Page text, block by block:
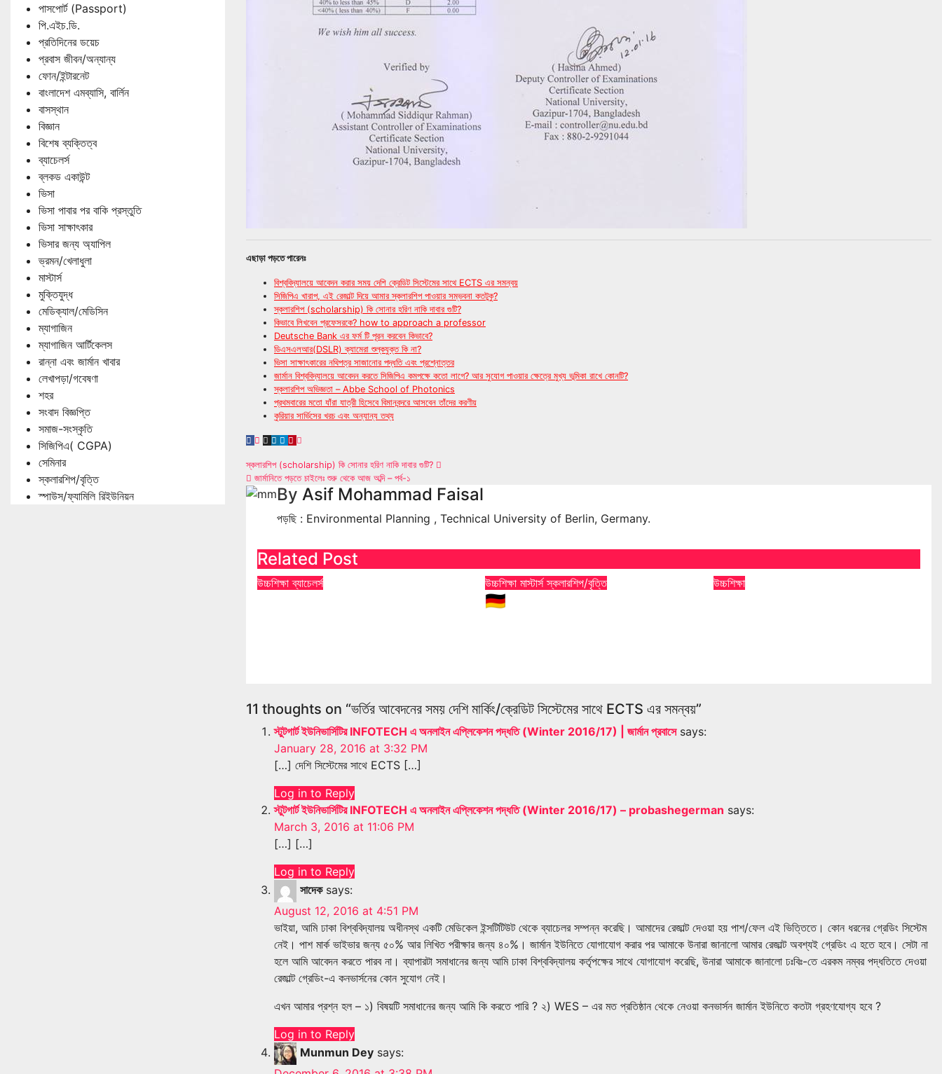
পাসপোর্ট (Passport)
পি.এইচ.ডি.
প্রতিদিনের ডয়েচ
প্রবাস জীবন/অন্যান্য
ফোন/ইন্টারনেট
বাংলাদেশ এমব্যাসি, বার্লিন
বাসস্থান
বিজ্ঞান
বিশেষ ব্যক্তিত্ব
ব্যাচেলর্স
ব্লকড একাউন্ট
ভিসা
ভিসা পাবার পর বাকি প্রস্তুতি
ভিসা সাক্ষাৎকার
ভিসার জন্য অ্যাপিল
ভ্রমন/খেলাধুলা
মাস্টার্স
মুক্তিযুদ্ধ
মেডিক্যাল/মেডিসিন
ম্যাগাজিন
ম্যাগাজিন আর্টিকেলস
রান্না এবং জার্মান খাবার
লেখাপড়া/গবেষণা
শহর
সংবাদ বিজ্ঞপ্তি
সমাজ-সংস্কৃতি
সিজিপিএ( CGPA)
সেমিনার
স্কলারশিপ/বৃত্তি
স্পাউস/ফ্যামিলি রিইউনিয়ন
এছাড়া পড়তে পারেনঃ
বিশ্ববিদ্যালয়ে আবেদন করার সময় দেশি ক্রেডিট সিস্টেমের সাথে ECTS এর সমন্বয়
সিজিপিএ খারাপ, এই রেজাল্ট দিয়ে আমার স্কলারশিপ পাওয়ার সম্ভবনা কতটুকু?
স্কলারশিপ (scholarship) কি সোনার হরিণ নাকি দাবার গুটি?
কিভাবে লিখবেন প্রফেসরকে? how to approach a professor
Deutsche Bank এর ফর্ম টি পূরন করবেন কিভাবে?
ডিএসএলআর(DSLR) ক্যামেরা শুল্কযুক্ত কি না?
ভিসা সাক্ষাৎকারের নথিপত্র সাজানোর পদ্ধতি এবং প্রশ্নোত্তর
জার্মান বিশ্ববিদ্যালয়ে আবেদন করতে সিজিপিএ কমপক্ষে কতো লাগে? আর সুযোগ পাওয়ার ক্ষেত্রে মুখ্য ভূমিকা রাখে কোনটি?
স্কলারশিপ অভিজ্ঞতা – Abbe School of Photonics
প্রথমবারের মতো যাঁরা যাত্রী হিসেবে বিমানবন্দরে আসবেন তাঁদের করণীয়
কুরিয়ার সার্ভিসের খরচ এবং অন্যান্য তথ্য
Post
navigation
স্কলারশিপ (scholarship) কি সোনার হরিণ নাকি দাবার গুটি?
জার্মানিতে পড়তে চাইলেঃ শুরু থেকে আজ অব্দি – পর্ব-১
By Asif Mohammad Faisal
পড়ছি : Environmental Planning , Technical University of Berlin, Germany.
Related Post
উচ্চশিক্ষাব্যাচেলর্স উচ্চশিক্ষামাস্টার্সস্কলারশিপ/বৃত্তি
🇩🇪 জার্মানিতে ফুল ফান্ডেড স্কলারশিপ
উচ্চশিক্ষা
11 thoughts on “ভর্তির আবেদনের সময় দেশি মার্কিং/ক্রেডিট সিস্টেমের সাথে ECTS এর সমন্বয়”
স্টুটগার্ট ইউনিভার্সিটির INFOTECH এ অনলাইন এপ্লিকেশন পদ্ধতি (Winter 2016/17) | জার্মান প্রবাসে says:
January 28, 2016 at 3:32 PM
[…] দেশি সিস্টেমের সাথে ECTS […]
Log in to Reply
স্টুটগার্ট ইউনিভার্সিটির INFOTECH এ অনলাইন এপ্লিকেশন পদ্ধতি (Winter 2016/17) – probashegerman says:
March 3, 2016 at 11:06 PM
[…] […]
Log in to Reply
সাদেক says:
August 12, 2016 at 4:51 PM
ভাইয়া, আমি ঢাকা বিশ্ববিদ্যালয় অধীনস্থ একটি মেডিকেল ইন্সটিটিউট থেকে ব্যাচেলর সম্পন্ন করেছি। আমাদের রেজাল্ট দেওয়া হয় পাশ/ফেল এই ভিত্তিতে। কোন ধরনের গ্রেডিং সিস্টেম
নেই। পাশ মার্ক ভাইভার জন্য ৫০% আর লিখিত পরীক্ষার জন্য ৪০%। জার্মান ইউনিতে যোগাযোগ করার পর আমাকে উনারা জানালো আমার রেজাল্ট অবশ্যই গ্রেডিং এ হতে হবে। সেটা না
হলে আমি আবেদন করতে পারব না। ব্যাপারটা সমাধানের জন্য আমি ঢাকা বিশ্ববিদ্যালয় কর্তৃপক্ষের সাথে যোগাযোগ করেছি, উনারা আমাকে জানালো ঢঃবিঃ-তে এরকম নম্বর পদ্ধতিতে দেওয়া
রেজাল্ট গ্রেডিং-এ কনভার্সনের কোন সুযোগ নেই।
এখন আমার প্রশ্ন হল – ১) বিষয়টি সমাধানের জন্য আমি কি করতে পারি ? ২) WES – এর মত প্রতিষ্ঠান থেকে নেওয়া কনভার্সন জার্মান ইউনিতে কতটা গ্রহণযোগ্য হবে ?
Log in to Reply
Munmun Dey says: